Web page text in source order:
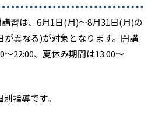
習は、6月1日(月)〜8月31日(月)の
が異なる)が対象となります。開講
22:00、夏休み期間は13:00〜
指導です。